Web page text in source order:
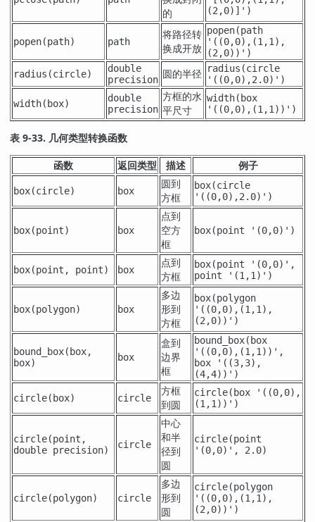
的
(2,0)]')
popen(path) path
将路径转
换成开放
popen(path
'((0,0),(1,1),
(2,0))')
radius(circle)
double
precision 圆的半径
radius(circle
'((0,0),2.0)')
width(box)
double
precision
方框的水
平尺寸
width(box
'((0,0),(1,1))')
表 9-33. 几何类型转换函数
函数 返回类型 描述 例子
box(circle) box
圆到
方框
box(circle
'((0,0),2.0)')
box(point) box
点到
空方
框
box(point '(0,0)')
box(point , point) box
点到
方框
box(point '(0,0)',
point '(1,1)')
box(polygon) box
多边
形到
方框
box(polygon
'((0,0),(1,1),
(2,0))')
bound_box(box,
box) box
盒到
边界
框
bound_box(box
'((0,0),(1,1))',
box '((3,3),
(4,4))')
circle(box) circle
方框
到圆
circle(box '((0,0),
(1,1))')
circle(point ,
double precision) circle
中心
和半
径到
圆
circle(point
'(0,0)', 2.0)
circle(polygon) circle
多边
形到
圆
circle(polygon
'((0,0),(1,1),
(2,0))')